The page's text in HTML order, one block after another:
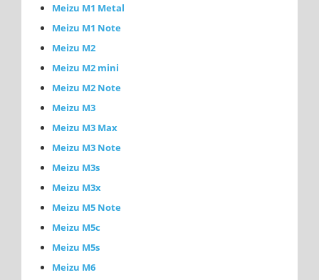
Meizu M1 Metal
Meizu M1 Note
Meizu M2
Meizu M2 mini
Meizu M2 Note
Meizu M3
Meizu M3 Max
Meizu M3 Note
Meizu M3s
Meizu M3x
Meizu M5 Note
Meizu M5c
Meizu M5s
Meizu M6